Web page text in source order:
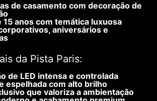
de casamento com decoração de
15 anos com temática luxuosa
aniversários e
da Pista Paris:
de LED intensa e controlada
espelhada com alto brilho
que valoriza a ambientação